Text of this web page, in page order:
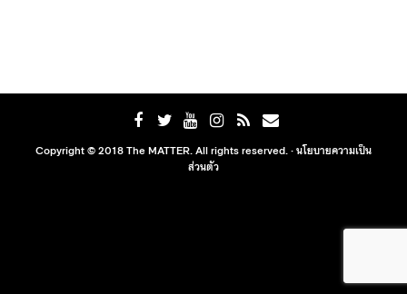
Copyright © 2018 The MATTER. All rights reserved. ·นโยบายความเป็น
ส่วนตัว